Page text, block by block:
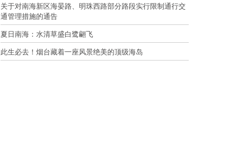
关于对南海新区海晏路、明珠西路部分路段实行限制通行交
通管理措施的通告
夏日南海：水清草盛白鹭翩飞
此生必去！烟台藏着一座风景绝美的顶级海岛